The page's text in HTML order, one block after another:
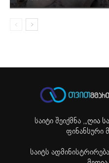
საიტი შეიქმნა ,„ღია
ფინანსური
საიტს